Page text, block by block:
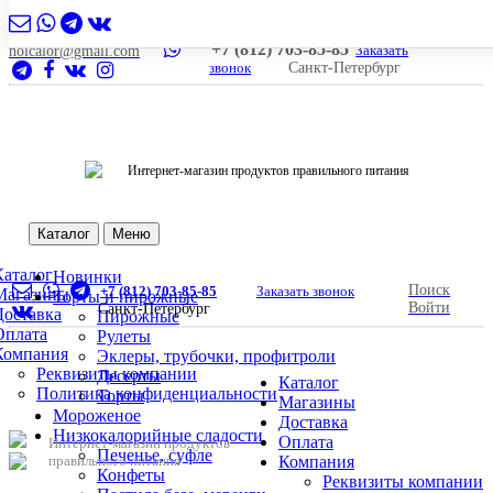
nolcalor@gmail.com +7 (812) 703-85-85 Заказать
звонок
Санкт-Петербург
Интернет-магазин продуктов правильного питания
Каталог Меню
Реквизиты компании
Политика конфиденциальности
Новинки
Торты и пирожные
Пирожные
Рулеты
Эклеры, трубочки, профитроли
Десерты
Торты
Мороженое
Низкокалорийные сладости
Печенье, суфле
Конфеты
+7 (812) 703-85-85
Заказать звонок
Санкт-Петербург
Поиск
Войти
Интернет-магазин продуктов
правильного питания
Каталог
Магазины
Доставка
Оплата
Компания
Реквизиты компании